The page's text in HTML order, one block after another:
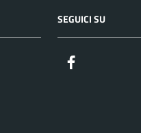
SEGUICI SU